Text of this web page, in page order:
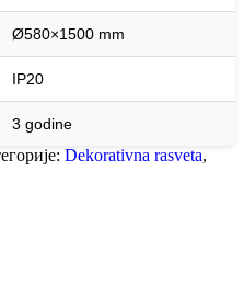
Ø580×1500 mm
IP20
3 godine
Dekorativna rasveta,